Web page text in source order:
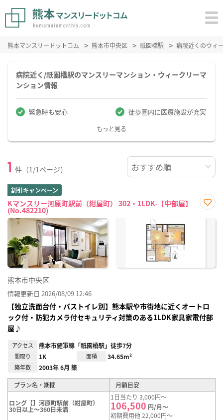
熊本マンスリードットコム 熊本市中央区 祇園橋駅 病院近くのウィ
病院近く/祇園橋駅のマンスリーマンション・ウィークリーマ
ンション情報
緊急時も安心 徒歩圏内に医療施設が充実
もっと見る
1 件（1/1ページ）
割引キャンペーン
Kマンスリー河原町駅前（紺屋町） 302・1LDK-【中部屋】
(No.482210)
に入
熊本市中央区
情報更新日 2026/08/09 12:46
【独立洗面台付・バストイレ別】熊本駅や市街地に近くオートロ
ック付・防犯カメラ付セキュリティ対策のある1LDK家具家電付部
屋♪
アクセス 熊本市健軍線「祇園橋駅」徒歩7分
間取り 1K 面積 34.65m²
築年数 2003年 6月 築
プラン名・期間 月額目安
ロング【】河原町駅前（紺屋町）
30日以上～360日未満
1日当たり 3,000円～
106,500 円/月～
初期費用他 22,000円～